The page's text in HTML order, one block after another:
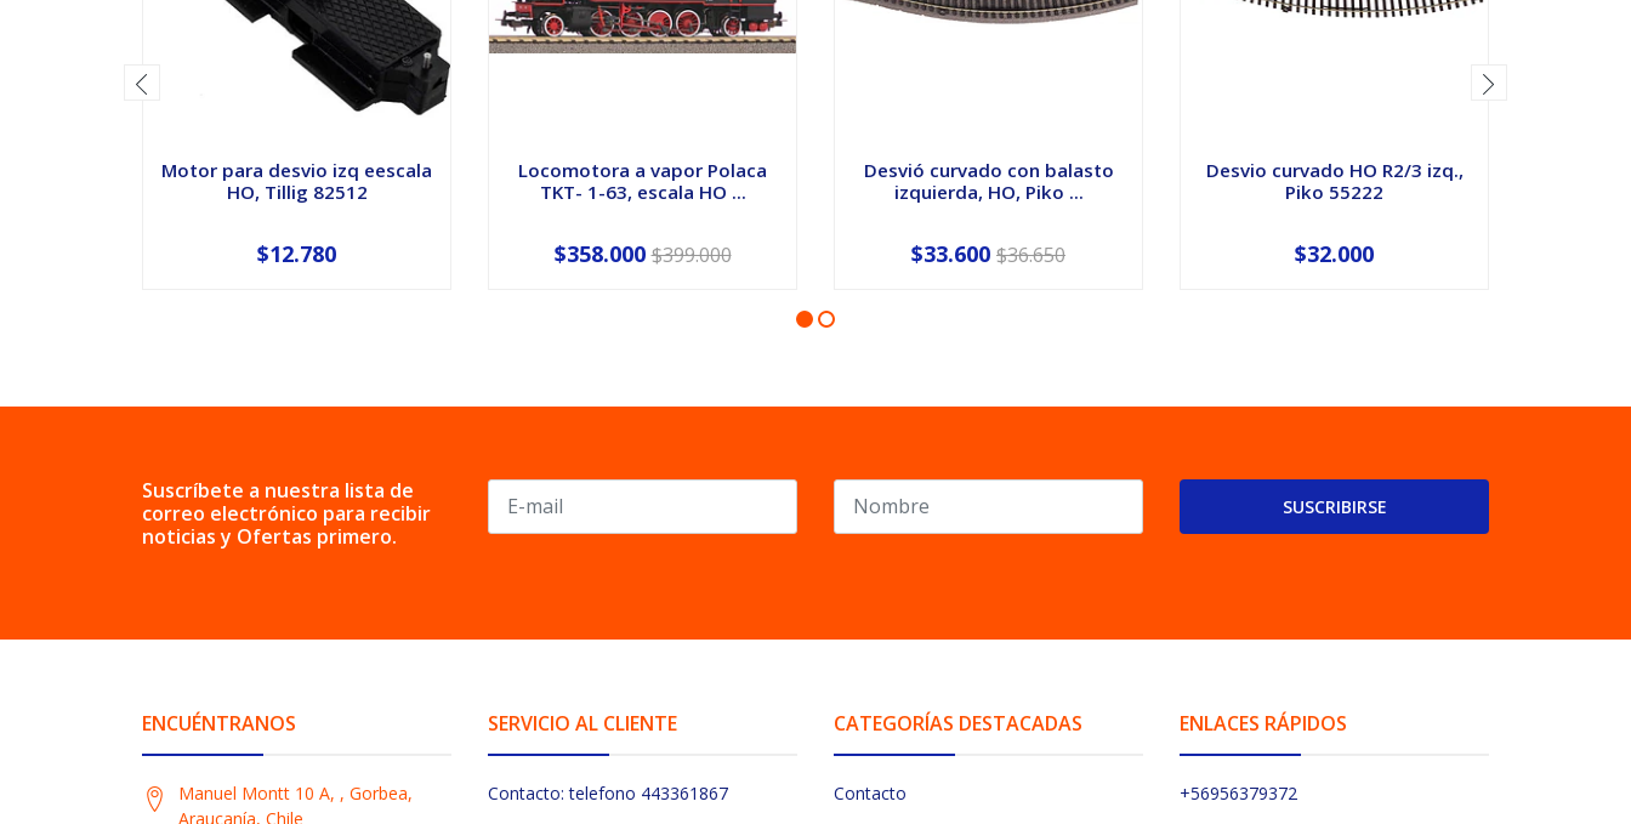
Motor para desvio izq eescala
HO, Tillig 82512
$12.780
Locomotora a vapor Polaca
TKT- 1-63, escala HO ...
$358.000 $399.000
Desvió curvado con balasto
izquierda, HO, Piko ...
$33.600 $36.650
Desvio curvado HO R2/3 izq.,
Piko 55222
$32.000
Suscríbete a nuestra lista de
correo electrónico para recibir
noticias y Ofertas primero.
SUSCRIBIRSE
ENCUÉNTRANOS
Manuel Montt 10 A, , Gorbea,
Araucanía, Chile
SERVICIO AL CLIENTE
Contacto: telefono 443361867
CATEGORÍAS DESTACADAS
Contacto
ENLACES RÁPIDOS
+56956379372